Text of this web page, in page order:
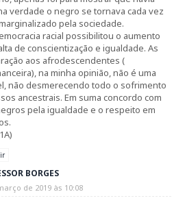
verdade o negro se tornava cada vez
pela sociedade.
racial possibilitou o aumento
de conscientização e igualdade. As
aos afrodescendentes (
na minha opinião, não é uma
não desmerecendo todo o sofrimento
ancestrais. Em suma concordo com
pela igualdade e o respeito em
BORGES
de 2019 às 10:08